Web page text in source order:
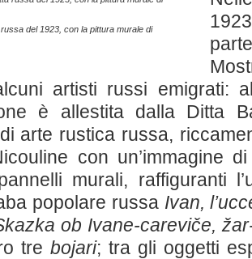
del 1923, con la pittura murale di
artisti russi emigrati:
è allestita dalla Ditta
arte rustica russa,
con un’immagine
murali, raffiguranti
popolare russa Ivan,
ob Ivane-careviče,
tre bojari; tra gli oggetti